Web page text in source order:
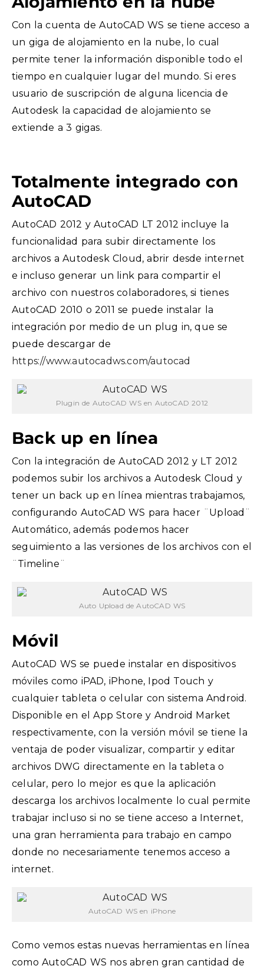
Con la cuenta de AutoCAD WS se tiene acceso a
un giga de alojamiento en la nube, lo cual
permite tener la información disponible todo el
tiempo en cualquier lugar del mundo. Si eres
usuario de suscripción de alguna licencia de
Autodesk la capacidad de alojamiento se
extiende a 3 gigas.
Totalmente integrado con
AutoCAD
AutoCAD 2012 y AutoCAD LT 2012 incluye la
funcionalidad para subir directamente los
archivos a Autodesk Cloud, abrir desde internet
e incluso generar un link para compartir el
archivo con nuestros colaboradores, si tienes
AutoCAD 2010 o 2011 se puede instalar la
integración por medio de un plug in, que se
puede descargar de
https://www.autocadws.com/autocad
Plugin de AutoCAD WS en AutoCAD 2012
Back up en línea
Con la integración de AutoCAD 2012 y LT 2012
podemos subir los archivos a Autodesk Cloud y
tener un back up en línea mientras trabajamos,
configurando AutoCAD WS para hacer ¨Upload¨
Automático, además podemos hacer
seguimiento a las versiones de los archivos con el
¨Timeline¨
Auto Upload de AutoCAD WS
Móvil
AutoCAD WS se puede instalar en dispositivos
móviles como iPAD, iPhone, Ipod Touch y
cualquier tableta o celular con sistema Android.
Disponible en el App Store y Android Market
respectivamente, con la versión móvil se tiene la
ventaja de poder visualizar, compartir y editar
archivos DWG directamente en la tableta o
celular, pero lo mejor es que la aplicación
descarga los archivos localmente lo cual permite
trabajar incluso si no se tiene acceso a Internet,
una gran herramienta para trabajo en campo
donde no necesariamente tenemos acceso a
internet.
AutoCAD WS en iPhone
Como vemos estas nuevas herramientas en línea
como AutoCAD WS nos abren gran cantidad de